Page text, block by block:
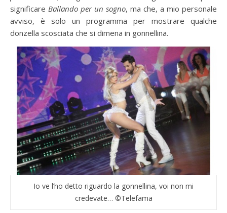
significare Ballando per un sogno, ma che, a mio personale
avviso, è solo un programma per mostrare qualche
donzella scosciata che si dimena in gonnellina.
Io ve l’ho detto riguardo la gonnellina, voi non mi
credevate… ©Telefama